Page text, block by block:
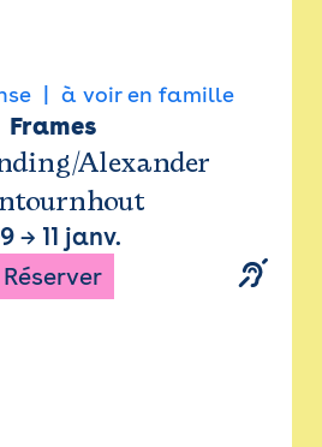
à voir en famille
Frames
Alexander
→ 11 janv.
Réserver